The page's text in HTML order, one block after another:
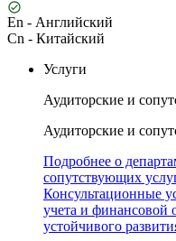
En - Английский
Cn - Китайский
Услуги
Аудиторские и
Аудиторские и
Подробнее о
сопутствующих
Консультационные
учета и финансовой
устойчивого